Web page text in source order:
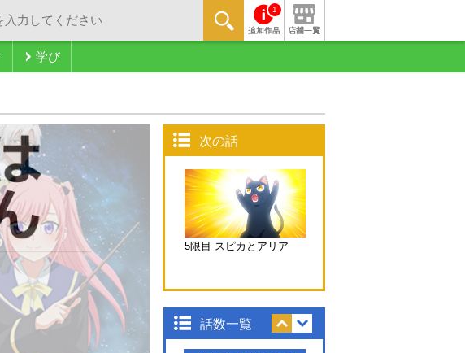
1
学び
次の話
5限目 スピカとアリア
話数一覧